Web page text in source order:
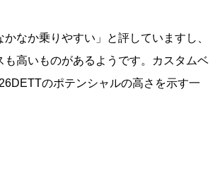
なか乗りやすい」と評していますし、
も高いものがあるようです。カスタムベ
のポテンシャルの高さを示す一